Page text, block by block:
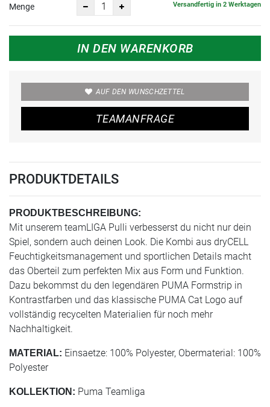
Menge Versandfertig in 2 Werktagen
IN DEN WARENKORB
AUF DEN WUNSCHZETTEL
TEAMANFRAGE
PRODUKTDETAILS
PRODUKTBESCHREIBUNG:
Mit unserem teamLIGA Pulli verbesserst du nicht nur dein
Spiel, sondern auch deinen Look. Die Kombi aus dryCELL
Feuchtigkeitsmanagement und sportlichen Details macht
das Oberteil zum perfekten Mix aus Form und Funktion.
Dazu bekommst du den legendären PUMA Formstrip in
Kontrastfarben und das klassische PUMA Cat Logo auf
vollständig recycelten Materialien für noch mehr
Nachhaltigkeit.
MATERIAL: Einsaetze: 100% Polyester, Obermaterial: 100%
Polyester
KOLLEKTION: Puma Teamliga